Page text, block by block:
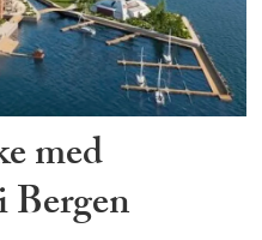
med